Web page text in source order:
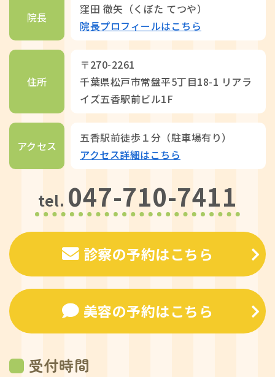
院長
窪田 徹矢（くぼた てつや）
院長プロフィールはこちら
住所
〒270-2261
千葉県松戸市常盤平5丁目18-1 リアラ
イズ五香駅前ビル1F
アクセス
五香駅前徒歩１分（駐車場有り）
アクセス詳細はこちら
tel. 047-710-7411
診察の予約はこちら
美容の予約はこちら
受付時間